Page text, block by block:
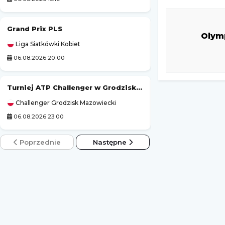
Grand Prix PLS
Liga Siatkówki Kobiet
06.08.2026 20:00
Turniej ATP Challenger w Grodzisku Mazowieckim
Challenger Grodzisk Mazowiecki
06.08.2026 23:00
Poprzednie Następne